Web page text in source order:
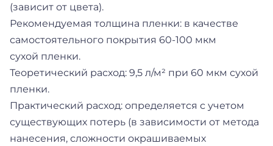
(зависит от цвета).
Рекомендуемая толщина пленки: в качестве
самостоятельного покрытия 60-100 мкм
сухой пленки.
Теоретический расход: 9,5 л/м² при 60 мкм сухой
пленки.
Практический расход: определяется с учетом
существующих потерь (в зависимости от метода
нанесения, сложности окрашиваемых